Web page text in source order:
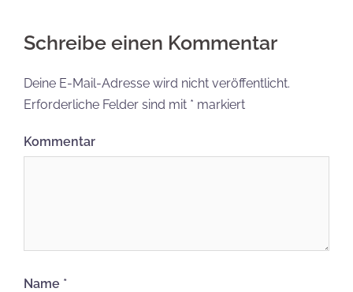
Schreibe einen Kommentar
Deine E-Mail-Adresse wird nicht veröffentlicht.
Erforderliche Felder sind mit * markiert
Kommentar
Name *